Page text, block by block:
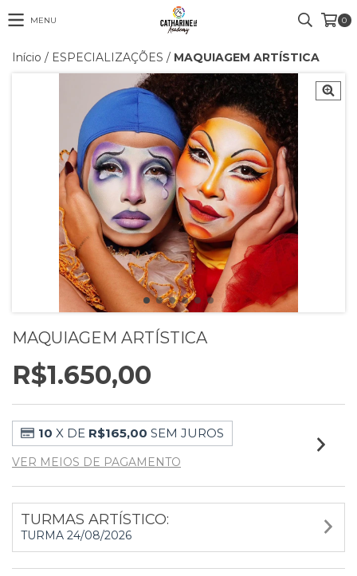
MENU 0
Início / ESPECIALIZAÇÕES / MAQUIAGEM ARTÍSTICA
MAQUIAGEM ARTÍSTICA
R$1.650,00
10 X DE R$165,00 SEM JUROS
VER MEIOS DE PAGAMENTO
TURMAS ARTÍSTICO:
TURMA 24/08/2026